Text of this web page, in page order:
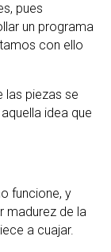
pues
un programa
con ello
las piezas se
idea que
funcione, y
madurez de la
a cuajar.